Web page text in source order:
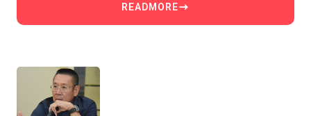
READMORE